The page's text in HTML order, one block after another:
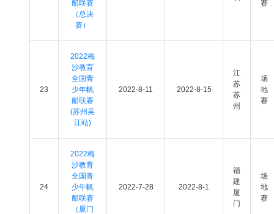
船联赛
（总决
赛）
赛
23
2022梅
沙教育
全国青
少年帆
船联赛
(苏州吴
江站)
2022-8-11 2022-8-15
江
苏
苏
州
场
地
赛
24
2022梅
沙教育
全国青
少年帆
船联赛
（厦门
2022-7-28 2022-8-1
福
建
厦
门
场
地
赛